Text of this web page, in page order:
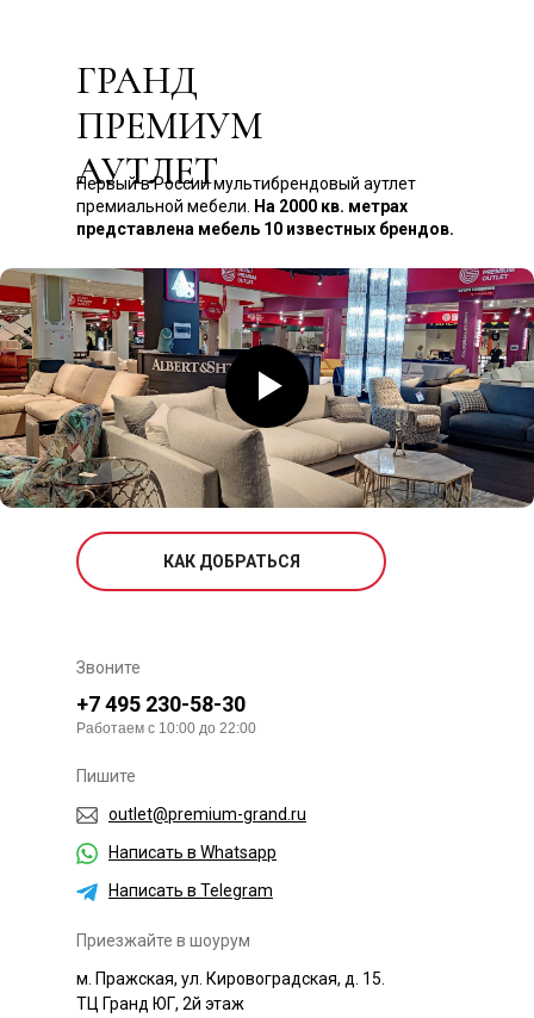
ГРАНД
ПРЕМИУМ
АУТЛЕТ
Первый в России мультибрендовый аутлет
премиальной мебели.
На 2000 кв. метрах
представлена мебель 10 известных брендов.
КАК ДОБРАТЬСЯ
outlet@premium-grand.ru
Написать в Whatsapp
Написать в Telegram
+7 495 230-58-30
Работаем с 10:00 до 22:00
м. Пражская, ул. Кировоградская, д. 15.
ТЦ Гранд ЮГ, 2й этаж
Звоните
Приезжайте в шоурум
Пишите